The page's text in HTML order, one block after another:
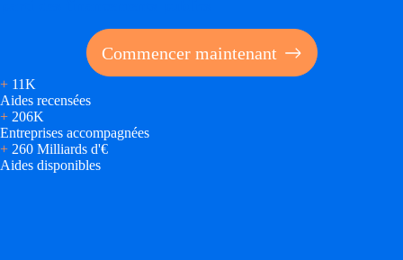
Commencer maintenant
+ 11K
Aides recensées
+ 206K
Entreprises accompagnées
+ 260 Milliards d'€
Aides disponibles